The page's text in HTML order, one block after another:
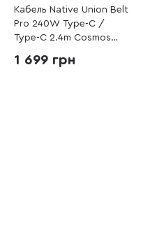
Кабель Native Union Belt
Pro 240W Type-C /
Type-C 2.4m Cosmos
NP)
1 699 грн